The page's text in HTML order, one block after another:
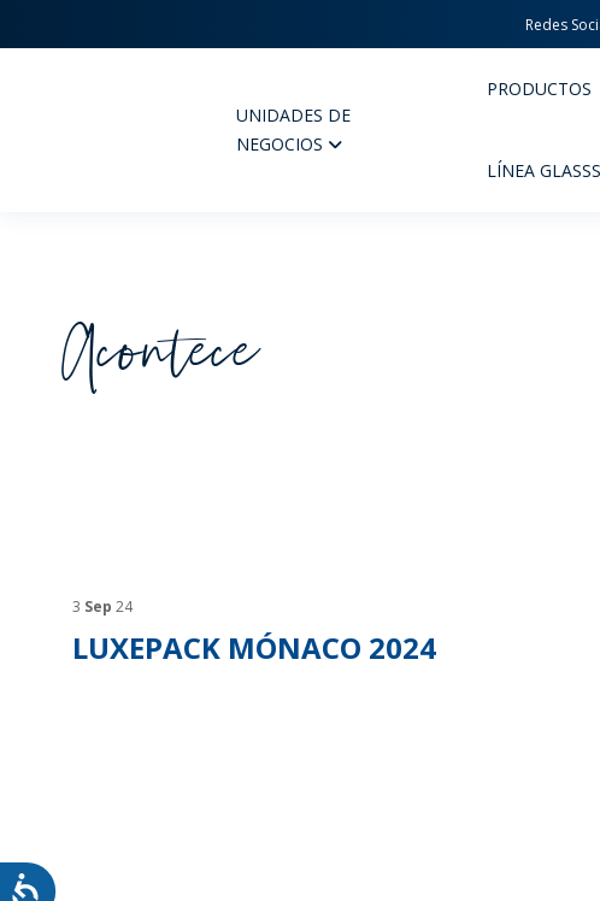
Redes
UNIDADES DE
NEGOCIOS
PRODUCTOS
LÍNEA
Acontece
3 Sep 24
LUXEPACK MÓNACO 2024